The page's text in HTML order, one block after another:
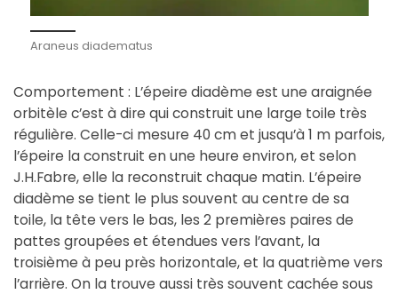
Araneus diadematus
Comportement : L’épeire diadème est une araignée
orbitèle c’est à dire qui construit une large toile très
régulière. Celle-ci mesure 40 cm et jusqu’à 1 m parfois,
l’épeire la construit en une heure environ, et selon
J.H.Fabre, elle la reconstruit chaque matin. L’épeire
diadème se tient le plus souvent au centre de sa
toile, la tête vers le bas, les 2 premières paires de
pattes groupées et étendues vers l’avant, la
troisième à peu près horizontale, et la quatrième vers
l’arrière. On la trouve aussi très souvent cachée sous